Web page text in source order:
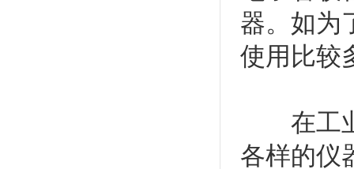
器。如为
使用比较
在工业
各样的仪